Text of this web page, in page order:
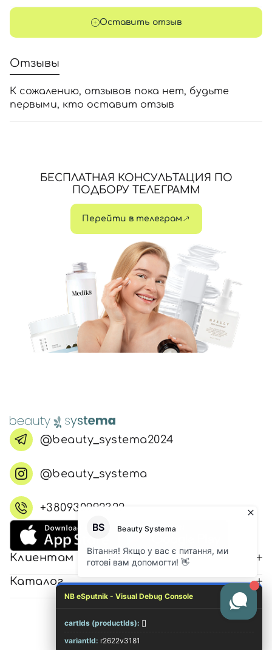
Оставить отзыв
Отзывы
К сожалению, отзывов пока нет, будьте
первыми, кто оставит отзыв
БЕСПЛАТНАЯ КОНСУЛЬТАЦИЯ ПО
ПОДБОРУ ТЕЛЕГРАММ
Перейти в телеграм
@beauty_systema2024
@beauty_systema
+380930992322
Клиентам
Каталог
© 2026 Все права защищены
NB eSputnik - Visual Debug Console
cartIds (productIds): []
variantId: r2622v3181